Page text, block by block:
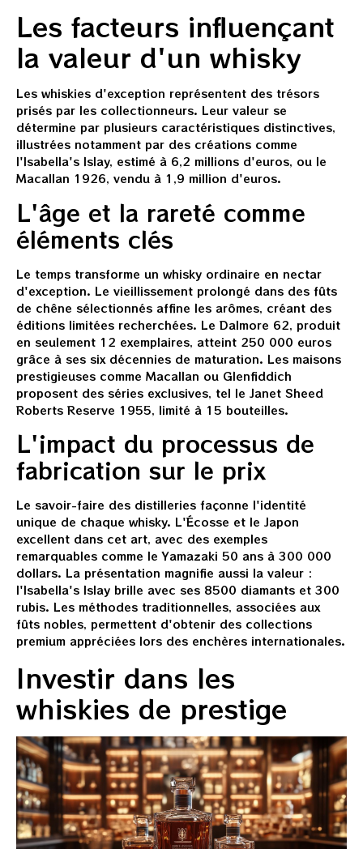
Les facteurs influençant
la valeur d'un whisky
Les whiskies d'exception représentent des trésors
prisés par les collectionneurs. Leur valeur se
détermine par plusieurs caractéristiques distinctives,
illustrées notamment par des créations comme
l'Isabella's Islay, estimé à 6,2 millions d'euros, ou le
Macallan 1926, vendu à 1,9 million d'euros.
L'âge et la rareté comme
éléments clés
Le temps transforme un whisky ordinaire en nectar
d'exception. Le vieillissement prolongé dans des fûts
de chêne sélectionnés affine les arômes, créant des
éditions limitées recherchées. Le Dalmore 62, produit
en seulement 12 exemplaires, atteint 250 000 euros
grâce à ses six décennies de maturation. Les maisons
prestigieuses comme Macallan ou Glenfiddich
proposent des séries exclusives, tel le Janet Sheed
Roberts Reserve 1955, limité à 15 bouteilles.
L'impact du processus de
fabrication sur le prix
Le savoir-faire des distilleries façonne l'identité
unique de chaque whisky. L'Écosse et le Japon
excellent dans cet art, avec des exemples
remarquables comme le Yamazaki 50 ans à 300 000
dollars. La présentation magnifie aussi la valeur :
l'Isabella's Islay brille avec ses 8500 diamants et 300
rubis. Les méthodes traditionnelles, associées aux
fûts nobles, permettent d'obtenir des collections
premium appréciées lors des enchères internationales.
Investir dans les
whiskies de prestige